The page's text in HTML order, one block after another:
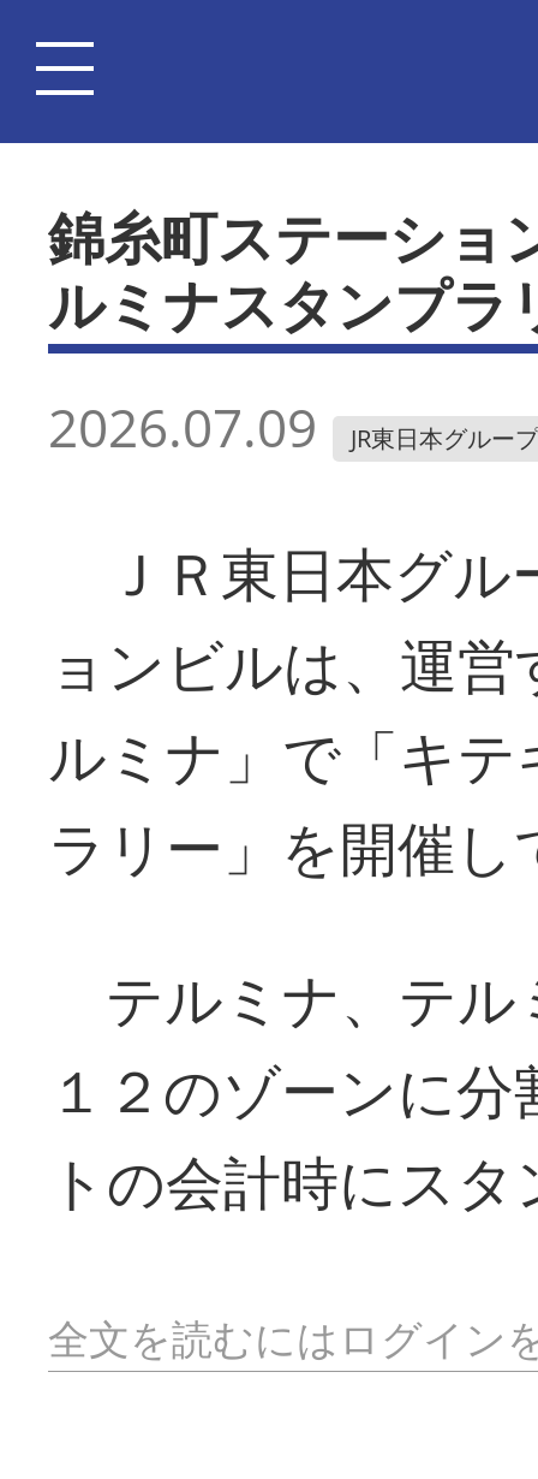
錦糸町ステーシ
ルミナスタンプラ
2026.07.09 JR東日本グループ
ＪＲ東日本グル
ョンビルは、運
ルミナ」で「キ
ラリー」を開催
テルミナ、テル
１２のゾーンに
トの会計時にス
全文を読むにはログイン